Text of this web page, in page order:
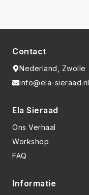
Contact
Nederland, Zwolle
info@ela-sieraad.nl
Ela Sieraad
Ons Verhaal
Workshop
FAQ
Informatie